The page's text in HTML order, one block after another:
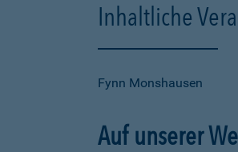
Inhaltliche
Fynn Monshausen
Auf unserer